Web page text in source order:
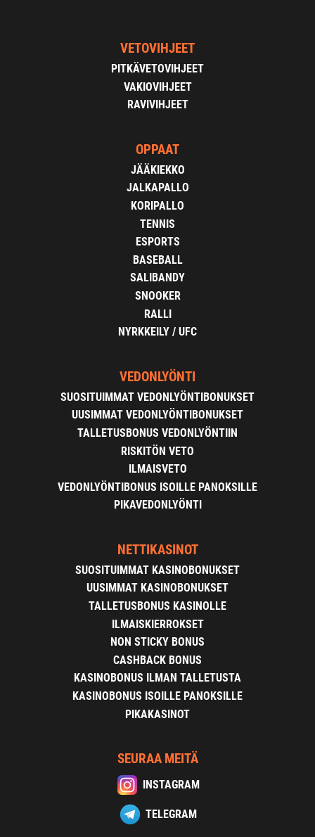
VETOVIHJEET
PITKÄVETOVIHJEET
VAKIOVIHJEET
RAVIVIHJEET
OPPAAT
JÄÄKIEKKO
JALKAPALLO
KORIPALLO
TENNIS
ESPORTS
BASEBALL
SALIBANDY
SNOOKER
RALLI
NYRKKEILY / UFC
VEDONLYÖNTI
SUOSITUIMMAT VEDONLYÖNTIBONUKSET
UUSIMMAT VEDONLYÖNTIBONUKSET
TALLETUSBONUS VEDONLYÖNTIIN
RISKITÖN VETO
ILMAISVETO
VEDONLYÖNTIBONUS ISOILLE PANOKSILLE
PIKAVEDONLYÖNTI
NETTIKASINOT
SUOSITUIMMAT KASINOBONUKSET
UUSIMMAT KASINOBONUKSET
TALLETUSBONUS KASINOLLE
ILMAISKIERROKSET
NON STICKY BONUS
CASHBACK BONUS
KASINOBONUS ILMAN TALLETUSTA
KASINOBONUS ISOILLE PANOKSILLE
PIKAKASINOT
SEURAA MEITÄ
INSTAGRAM
TELEGRAM